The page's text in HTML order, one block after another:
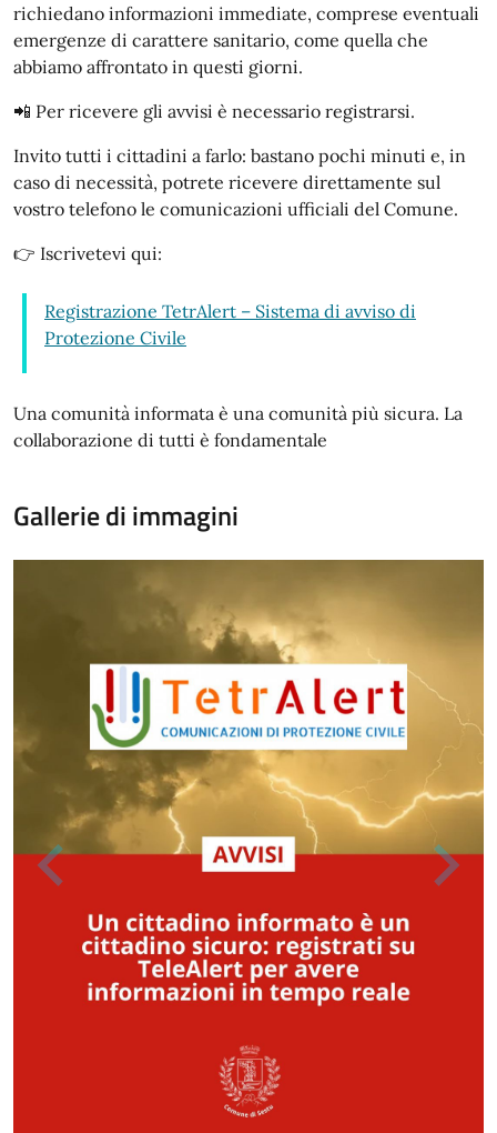
richiedano informazioni immediate, comprese eventuali
emergenze di carattere sanitario, come quella che
abbiamo affrontato in questi giorni.
📲 Per ricevere gli avvisi è necessario registrarsi.
Invito tutti i cittadini a farlo: bastano pochi minuti e, in
caso di necessità, potrete ricevere direttamente sul
vostro telefono le comunicazioni ufficiali del Comune.
👉 Iscrivetevi qui:
Registrazione TetrAlert – Sistema di avviso di
Protezione Civile
Una comunità informata è una comunità più sicura. La
collaborazione di tutti è fondamentale
Gallerie di immagini